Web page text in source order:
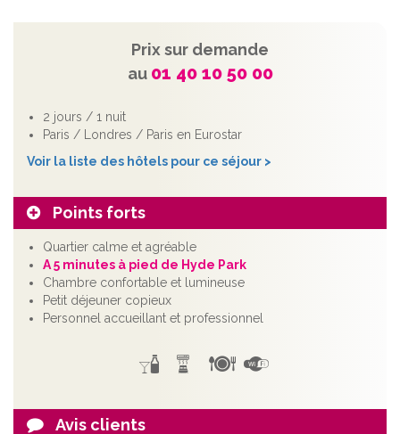
Prix sur demande
au 01 40 10 50 00
2 jours / 1 nuit
Paris / Londres / Paris en Eurostar
Voir la liste des hôtels pour ce séjour >
Points forts
Quartier calme et agréable
A 5 minutes à pied de Hyde Park
Chambre confortable et lumineuse
Petit déjeuner copieux
Personnel accueillant et professionnel
Avis clients